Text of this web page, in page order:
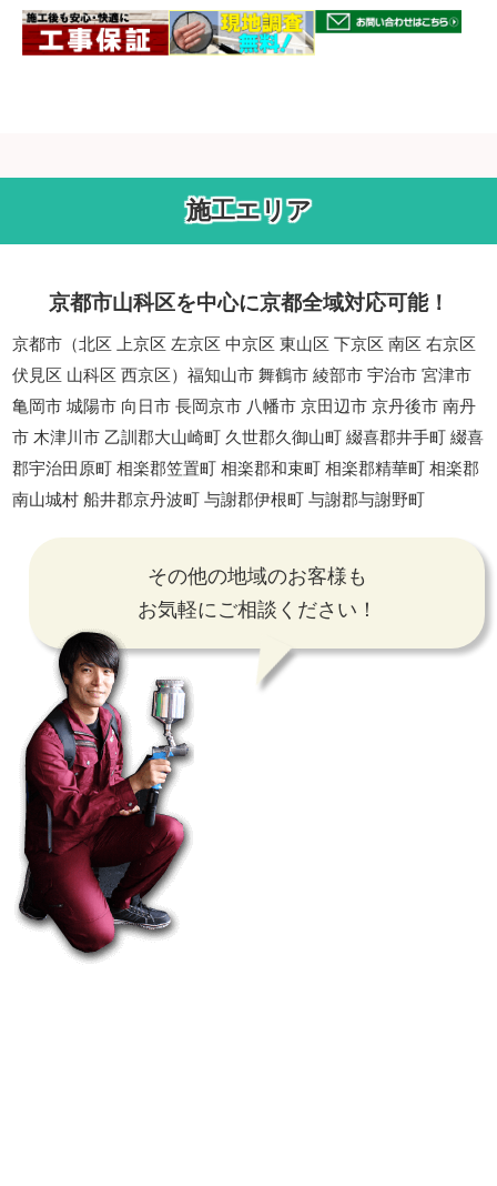
施工エリア
京都市山科区を中心に京都全域対応可能！
京都市（北区 上京区 左京区 中京区 東山区 下京区 南区 右京区
伏見区 山科区 西京区）福知山市 舞鶴市 綾部市 宇治市 宮津市
亀岡市 城陽市 向日市 長岡京市 八幡市 京田辺市 京丹後市 南丹
市 木津川市 乙訓郡大山崎町 久世郡久御山町 綴喜郡井手町 綴喜
郡宇治田原町 相楽郡笠置町 相楽郡和束町 相楽郡精華町 相楽郡
南山城村 船井郡京丹波町 与謝郡伊根町 与謝郡与謝野町
その他の地域のお客様も
お気軽にご相談ください！